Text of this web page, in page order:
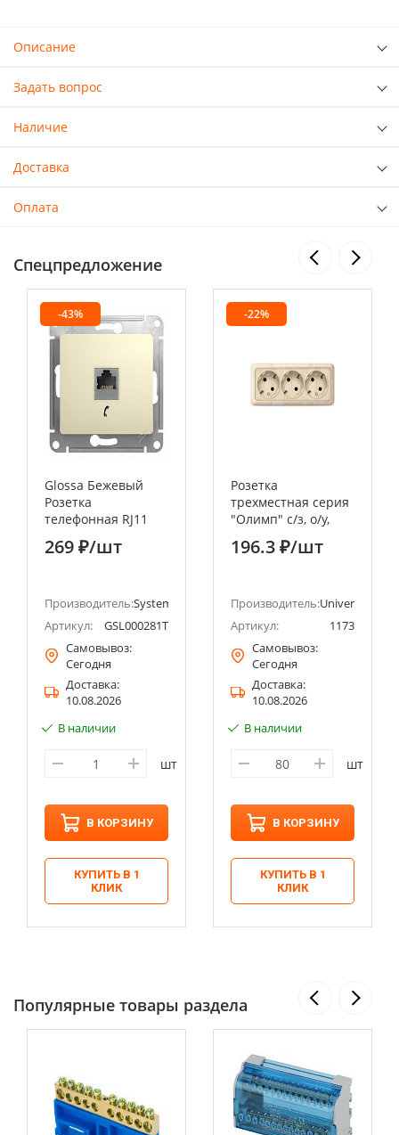
Описание
Задать вопрос
Наличие
Доставка
Оплата
Спецпредложение
(ранее Schneider Electric)
-43%
Glossa Бежевый
Розетка
телефонная RJ11
Systeme Electric
(Schneider Electric)
269 ₽/шт
Производитель:Systeme Electric (ранее Schneider Electric)
Артикул:
GSL000281T
Самовывоз:
Сегодня
Доставка:
10.08.2026
В наличии
шт
В КОРЗИНУ
КУПИТЬ В 1
КЛИК
-22%
Розетка
трехместная серия
"Олимп" с/з, о/у,
16А, 220В, сосна
(еврослот)
196.3 ₽/шт
Производитель:Universal
Артикул:
1173
Самовывоз:
Сегодня
Доставка:
10.08.2026
В наличии
шт
В КОРЗИНУ
КУПИТЬ В 1
КЛИК
Популярные товары раздела